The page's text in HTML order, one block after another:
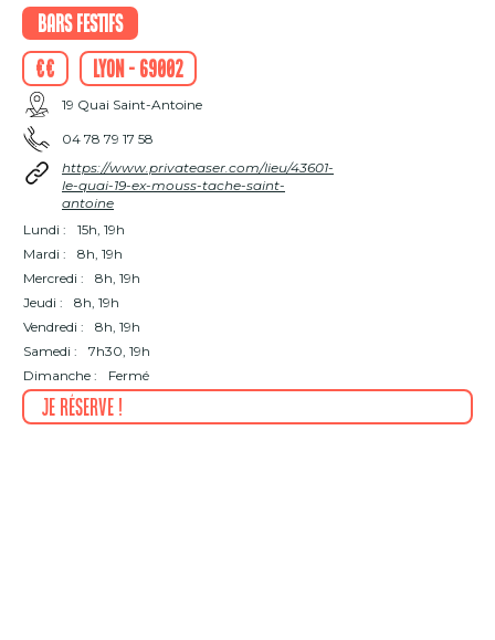
Bars festifs
€€
Lyon - 69002
19 Quai Saint-Antoine
04 78 79 17 58
https://www.privateaser.com/lieu/43601-
le-quai-19-ex-mouss-tache-saint-
antoine
Lundi :
15h, 19h
Mardi :
8h, 19h
Mercredi :
8h, 19h
Jeudi :
8h, 19h
Vendredi :
8h, 19h
Samedi :
7h30, 19h
Dimanche :
Fermé
Je réserve !